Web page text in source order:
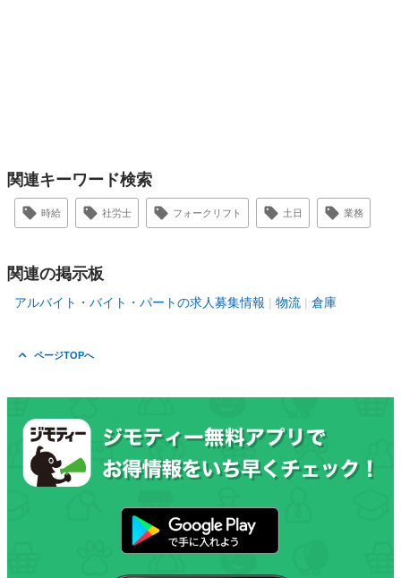
関連キーワード検索
時給 社労士 フォークリフト 土日 業務
関連の掲示板
アルバイト・バイト・パートの求人募集情報 物流 倉庫
ページTOPへ